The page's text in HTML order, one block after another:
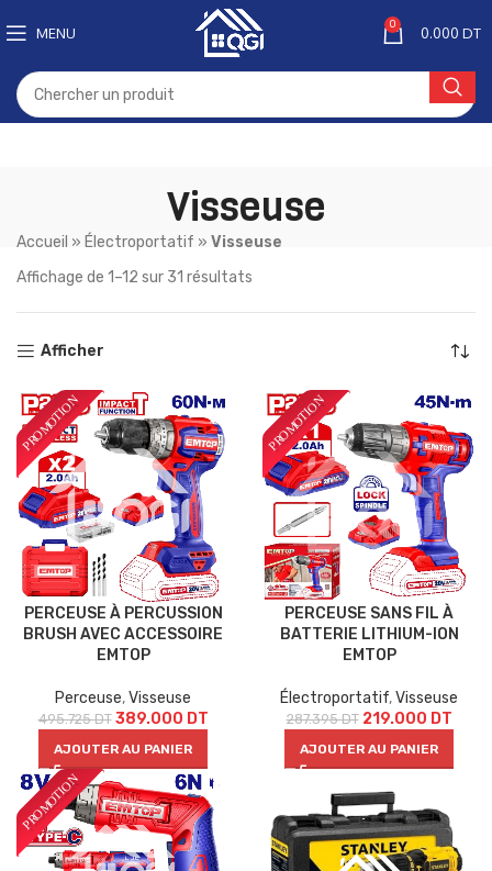
MENU 0 0.000 DT
Visseuse
Accueil » Électroportatif » Visseuse
Affichage de 1–12 sur 31 résultats
Afficher
PERCEUSE À PERCUSSION
BRUSH AVEC ACCESSOIRE
EMTOP
Perceuse,Visseuse
495.725DT 389.000 DT
AJOUTER AU PANIER
PERCEUSE SANS FIL À
BATTERIE LITHIUM-ION
EMTOP
Électroportatif,Visseuse
287.395DT 219.000 DT
AJOUTER AU PANIER